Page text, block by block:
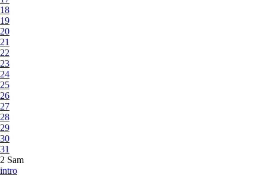
18
19
20
21
22
23
24
25
26
27
28
29
30
31
2 Sam
intro